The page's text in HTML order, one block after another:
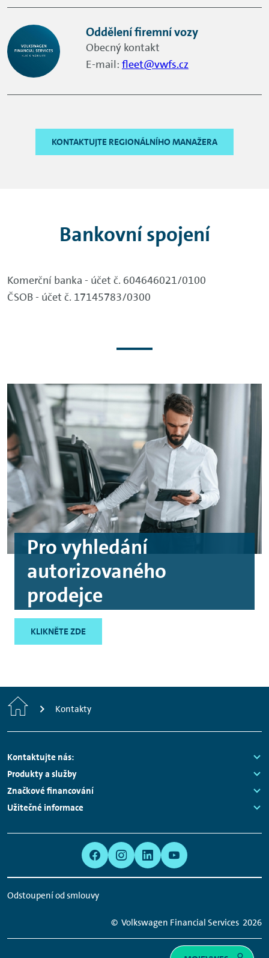
Oddělení firemní vozy
Obecný kontakt
E-mail:fleet@vwfs.cz
KONTAKTUJTE REGIONÁLNÍHO MANAŽERA
Bankovní spojení
Komerční banka - účet č. 604646021/0100
ČSOB - účet č. 17145783/0300
Pro vyhledání
autorizovaného
prodejce
KLIKNĚTE ZDE
Home Kontakty
Footer
Navigation
Kontaktujte nás:
Links:
Produkty a služby
Links:
Značkové financování
Links:
Užitečné informace
Odstoupení od smlouvy
Network
Links
© Volkswagen Financial Services 2026